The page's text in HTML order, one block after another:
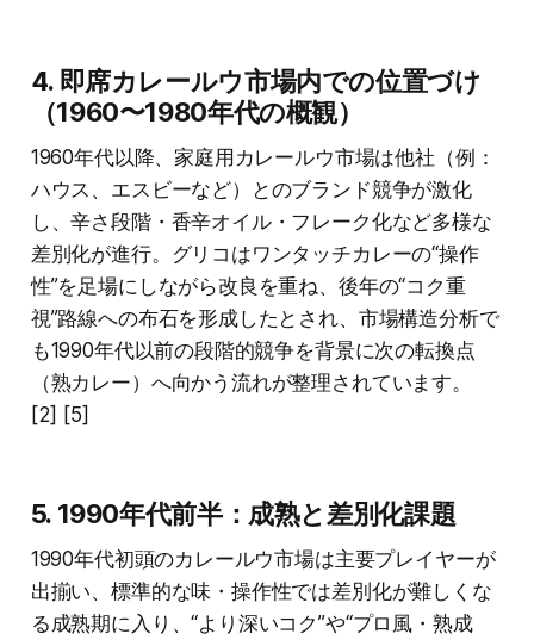
4. 即席カレールウ市場内での位置づけ
（1960〜1980年代の概観）
1960年代以降、家庭用カレールウ市場は他社（例：
ハウス、エスビーなど）とのブランド競争が激化
し、辛さ段階・香辛オイル・フレーク化など多様な
差別化が進行。グリコはワンタッチカレーの“操作
性”を足場にしながら改良を重ね、後年の“コク重
視”路線への布石を形成したとされ、市場構造分析で
も1990年代以前の段階的競争を背景に次の転換点
（熟カレー）へ向かう流れが整理されています。
[2] [5]
5. 1990年代前半：成熟と差別化課題
1990年代初頭のカレールウ市場は主要プレイヤーが
出揃い、標準的な味・操作性では差別化が難しくな
る成熟期に入り、“より深いコク”や“プロ風・熟成